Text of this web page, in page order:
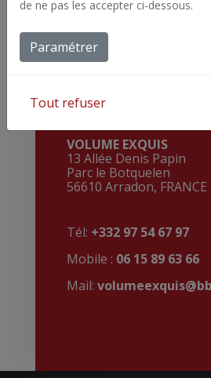
Votre contact commercial
VOLUME EXQUIS
13 Allée Denis Papin
Parc le Botquelen
56610 Arradon, FRANCE
Tél: +332 97 54 67 97
Mobile : 06 15 89 63 66
Mail:
de ne pas les accepter ci-dessous.
Paramétrer
Tout refuser